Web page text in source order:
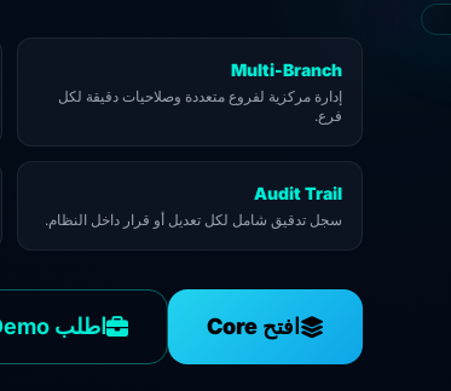
Multi-Branch
إدارة مركزية لفروع متعددة وصلاحيات دقيقة لكل
فرع.
Audit Trail
سجل تدقيق شامل لكل تعديل أو قرار داخل النظام.
افتح Core اطلب Demo للمؤسسة